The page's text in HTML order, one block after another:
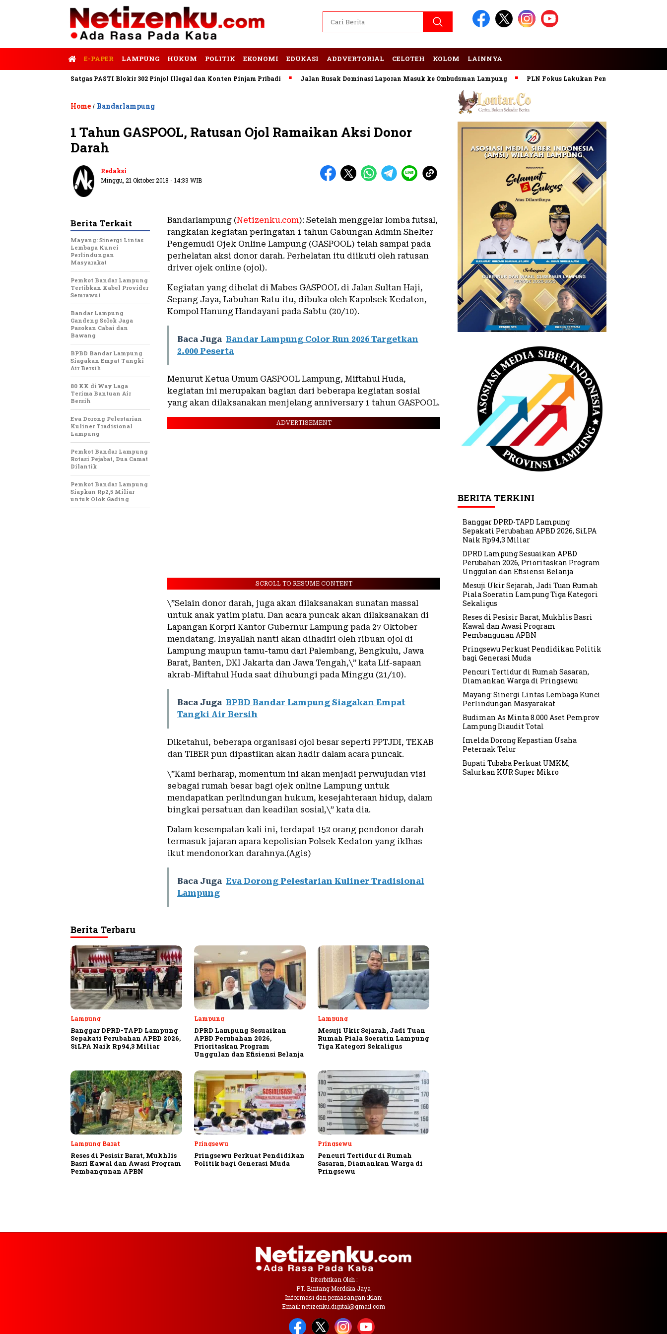
E-PAPER LAMPUNG HUKUM POLITIK EKONOMI EDUKASI ADDVERTORIAL CELOTEH KOLOM LAINNYA
Satgas PASTI Blokir 302 Pinjol Illegal dan Konten Pinjam Pribadi Jalan Rusak Dominasi Laporan Masuk ke Ombudsman Lampung PLN Fokus Lakukan Pengembangan
Home / Bandarlampung
1 Tahun GASPOOL, Ratusan Ojol Ramaikan Aksi Donor
Darah
Redaksi
Minggu, 21 Oktober 2018 - 14:33 WIB
Bandarlampung (Netizenku.com): Setelah menggelar lomba futsal,
rangkaian kegiatan peringatan 1 tahun Gabungan Admin Shelter
Pengemudi Ojek Online Lampung (GASPOOL) telah sampai pada
perhelatan aksi donor darah. Perhelatan itu diikuti oleh ratusan
driver ojek online (ojol).
Kegiatan yang dihelat di Mabes GASPOOL di Jalan Sultan Haji,
Sepang Jaya, Labuhan Ratu itu, dibuka oleh Kapolsek Kedaton,
Kompol Hanung Handayani pada Sabtu (20/10).
Baca Juga Bandar Lampung Color Run 2026 Targetkan
2.000 Peserta
Menurut Ketua Umum GASPOOL Lampung, Miftahul Huda,
kegiatan ini merupakan bagian dari beberapa kegiatan sosial
yang akan dilaksanakan menjelang anniversary 1 tahun GASPOOL.
ADVERTISEMENT
SCROLL TO RESUME CONTENT
\”Selain donor darah, juga akan dilaksanakan sunatan massal
untuk anak yatim piatu. Dan acara puncak akan dilaksanakan di
Lapangan Korpri Kantor Gubernur Lampung pada 27 Oktober
mendatang. Insyallah nanti akan dihadiri oleh ribuan ojol di
Lampung maupun tamu-tamu dari Palembang, Bengkulu, Jawa
Barat, Banten, DKI Jakarta dan Jawa Tengah,\” kata Lif-sapaan
akrab-Miftahul Huda saat dihubungi pada Minggu (21/10).
Baca Juga BPBD Bandar Lampung Siagakan Empat
Tangki Air Bersih
Diketahui, beberapa organisasi ojol besar seperti PPTJDI, TEKAB
dan TIBER pun dipastikan akan hadir dalam acara puncak.
\”Kami berharap, momentum ini akan menjadi perwujudan visi
sebagai rumah besar bagi ojek online Lampung untuk
mendapatkan perlindungan hukum, kesejahteraan hidup, dalam
bingkai persatuan dan keadilan sosial,\” kata dia.
Dalam kesempatan kali ini, terdapat 152 orang pendonor darah
termasuk jajaran apara kepolisian Polsek Kedaton yang iklhas
ikut mendonorkan darahnya.(Agis)
Baca Juga Eva Dorong Pelestarian Kuliner Tradisional
Lampung
Berita Terkait
Mayang: Sinergi Lintas
Lembaga Kunci
Perlindungan
Masyarakat
Pemkot Bandar Lampung
Tertibkan Kabel Provider
Semrawut
Bandar Lampung
Gandeng Solok Jaga
Pasokan Cabai dan
Bawang
BPBD Bandar Lampung
Siagakan Empat Tangki
Air Bersih
80 KK di Way Laga
Terima Bantuan Air
Bersih
Eva Dorong Pelestarian
Kuliner Tradisional
Lampung
Pemkot Bandar Lampung
Rotasi Pejabat, Dua Camat
Dilantik
Pemkot Bandar Lampung
Siapkan Rp2,5 Miliar
untuk Olok Gading
Berita Terbaru
Lampung
Banggar DPRD-TAPD Lampung
Sepakati Perubahan APBD 2026,
SiLPA Naik Rp94,3 Miliar
Lampung
DPRD Lampung Sesuaikan
APBD Perubahan 2026,
Prioritaskan Program
Unggulan dan Efisiensi Belanja
Lampung
Mesuji Ukir Sejarah, Jadi Tuan
Rumah Piala Soeratin Lampung
Tiga Kategori Sekaligus
Lampung Barat
Reses di Pesisir Barat, Mukhlis
Basri Kawal dan Awasi Program
Pembangunan APBN
Pringsewu
Pringsewu Perkuat Pendidikan
Politik bagi Generasi Muda
Pringsewu
Pencuri Tertidur di Rumah
Sasaran, Diamankan Warga di
Pringsewu
BERITA TERKINI
Banggar DPRD-TAPD Lampung
Sepakati Perubahan APBD 2026, SiLPA
Naik Rp94,3 Miliar
DPRD Lampung Sesuaikan APBD
Perubahan 2026, Prioritaskan Program
Unggulan dan Efisiensi Belanja
Mesuji Ukir Sejarah, Jadi Tuan Rumah
Piala Soeratin Lampung Tiga Kategori
Sekaligus
Reses di Pesisir Barat, Mukhlis Basri
Kawal dan Awasi Program
Pembangunan APBN
Pringsewu Perkuat Pendidikan Politik
bagi Generasi Muda
Pencuri Tertidur di Rumah Sasaran,
Diamankan Warga di Pringsewu
Mayang: Sinergi Lintas Lembaga Kunci
Perlindungan Masyarakat
Budiman As Minta 8.000 Aset Pemprov
Lampung Diaudit Total
Imelda Dorong Kepastian Usaha
Peternak Telur
Bupati Tubaba Perkuat UMKM,
Salurkan KUR Super Mikro
Diterbitkan Oleh :
PT. Bintang Merdeka Jaya
Informasi dan pemasangan iklan:
Email: netizenku.digital@gmail.com